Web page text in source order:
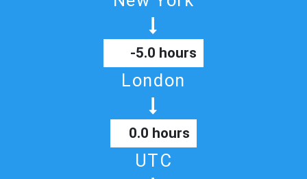
-5.0 hours
London
0.0 hours
UTC